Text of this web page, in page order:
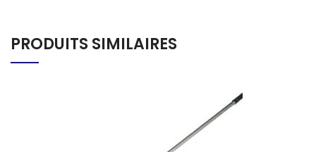
PRODUITS SIMILAIRES